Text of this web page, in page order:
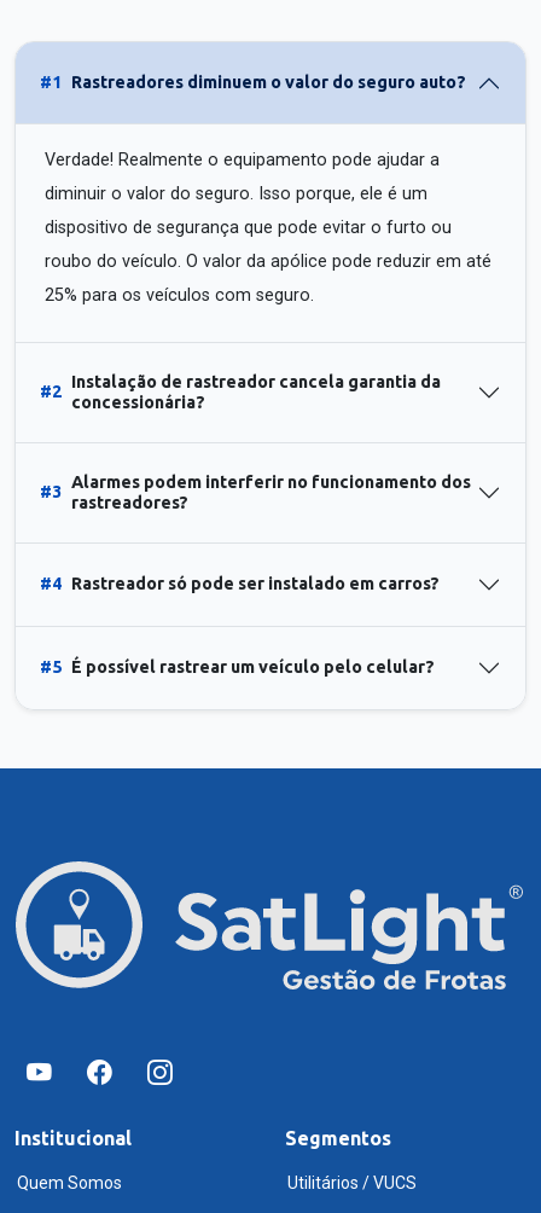
#1 Rastreadores diminuem o valor do seguro auto?
Verdade! Realmente o equipamento pode ajudar a
diminuir o valor do seguro. Isso porque, ele é um
dispositivo de segurança que pode evitar o furto ou
roubo do veículo. O valor da apólice pode reduzir em até
25% para os veículos com seguro.
#2
Instalação de rastreador cancela garantia da
concessionária?
#3
Alarmes podem interferir no funcionamento dos
rastreadores?
#4 Rastreador só pode ser instalado em carros?
#5 É possível rastrear um veículo pelo celular?
Institucional
Quem Somos
Segmentos
Utilitários / VUCS